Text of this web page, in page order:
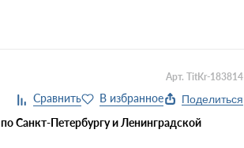
Арт. TitKr-183814
Поделиться
Санкт-Петербургу и Ленинградской